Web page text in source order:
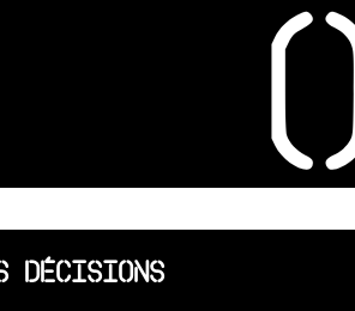
DÉCISIONS